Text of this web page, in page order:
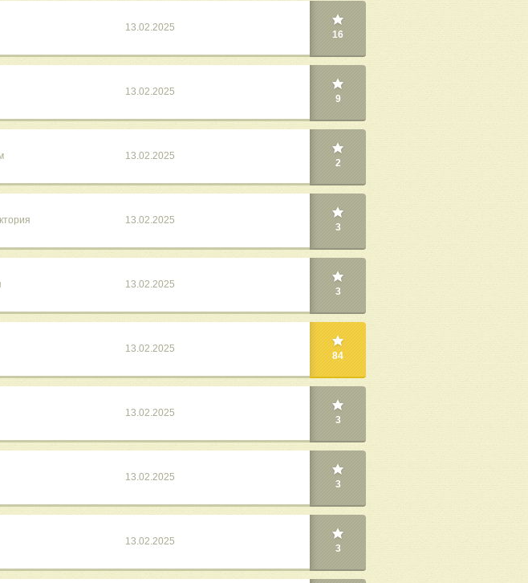
13.02.2025
16
13.02.2025
9
13.02.2025
2
13.02.2025
3
13.02.2025
3
13.02.2025
84
13.02.2025
3
13.02.2025
3
13.02.2025
3